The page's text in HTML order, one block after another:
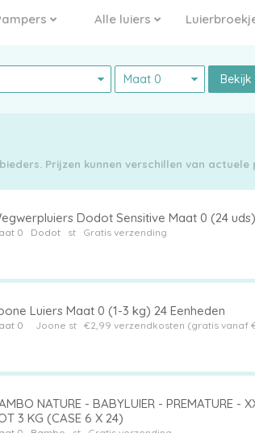
Alle luiers
Bekijk
Prijzen kunnen verschillen van actuele
Dodot Sensitive Maat 0 (24 uds)
0 Dodot Gratis verzending
Luiers Maat 0 (1-3 kg) 24 Eenheden
0 €2,99 verzendkosten (gratis vanaf
NATURE - BABYLUIER - PREMATURE -
3 KG (CASE 6 X 24)